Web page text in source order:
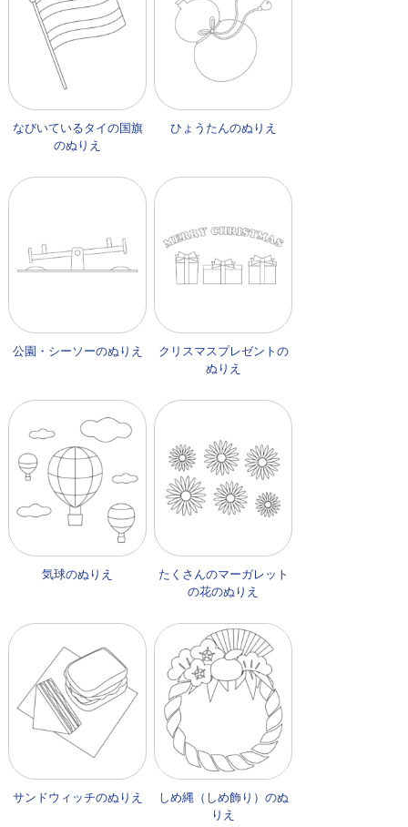
なびいているタイの国旗
のぬりえ
ひょうたんのぬりえ
公園・シーソーのぬりえ
クリスマスプレゼントの
ぬりえ
気球のぬりえ
たくさんのマーガレット
の花のぬりえ
サンドウィッチのぬりえ
しめ縄（しめ飾り）のぬ
りえ